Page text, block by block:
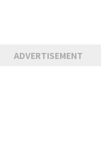
ADVERTISEMENT